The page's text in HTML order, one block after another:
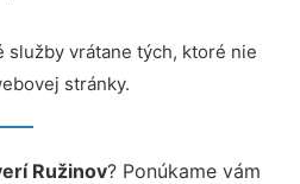
služby vrátane tých, ktoré nie
stránky.
Ružinov? Ponúkame vám